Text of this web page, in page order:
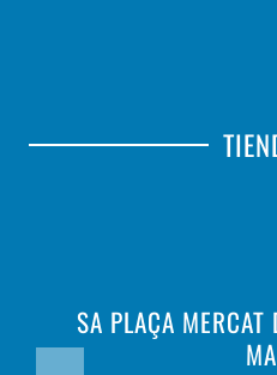
SA PLAÇA MERCAT